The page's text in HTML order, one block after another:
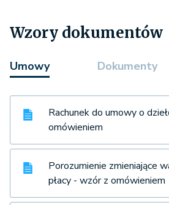
Wzory dokumentów
Umowy Dokumenty
Rachunek do umowy o
omówieniem
Porozumienie zmieniające
płacy - wzór z omówieniem